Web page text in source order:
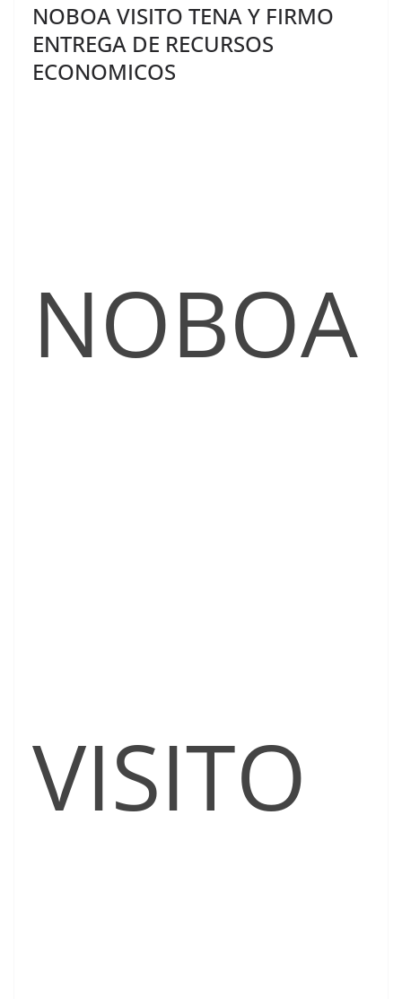
NOBOA VISITO TENA Y FIRMO
ENTREGA DE RECURSOS
ECONOMICOS
NOBOA
VISITO